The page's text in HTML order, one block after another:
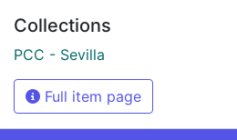
Collections
PCC - Sevilla
Full item page